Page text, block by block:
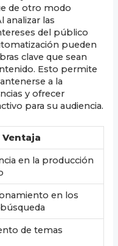
de otro modo
analizar las
del público
pueden
clave que sean
Esto permite
a la
y ofrecer
para su audiencia.
Ventaja
en la producción
en los
de temas